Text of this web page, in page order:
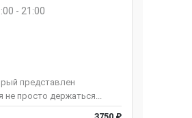
- 21:00
представлен
просто держаться...